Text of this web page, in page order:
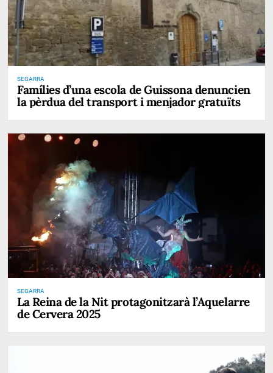
SEGARRA
Famílies d’una escola de Guissona denuncien
la pèrdua del transport i menjador gratuïts
SEGARRA
La Reina de la Nit protagonitzarà l’Aquelarre
de Cervera 2025